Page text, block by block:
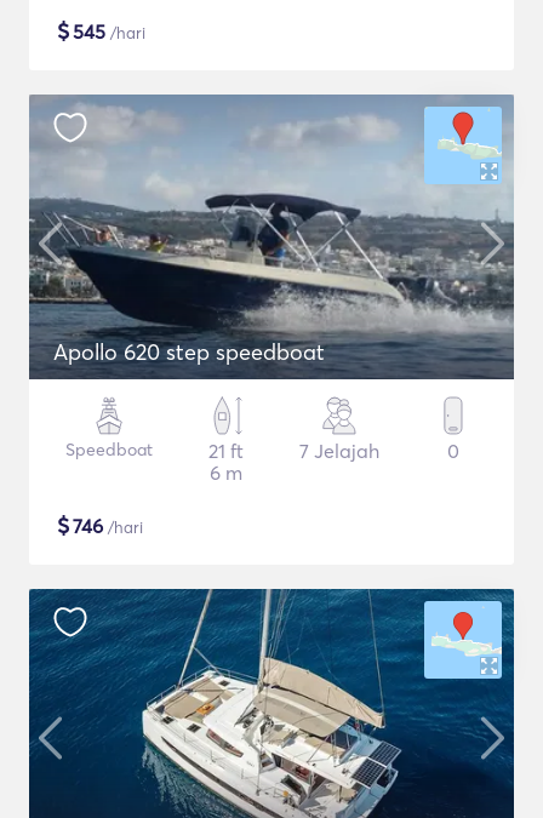
$545 /hari
Apollo 620 step speedboat
Speedboat
21 ft
6 m
7 Jelajah 0
$746 /hari